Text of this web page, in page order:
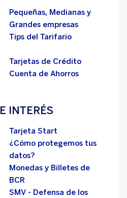
Pequeñas, Medianas y
Grandes empresas
Tips del Tarifario
Tarjetas de Crédito
Cuenta de Ahorros
INTERÉS
Tarjeta Start
¿Cómo protegemos tus
datos?
Monedas y Billetes de
BCR
SMV - Defensa de los